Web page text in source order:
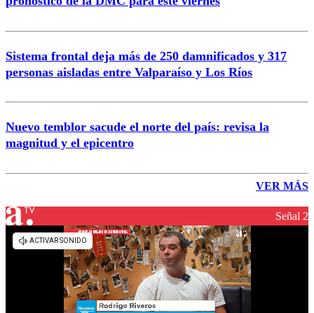
Sistema frontal deja más de 250 damnificados y 317
personas aisladas entre Valparaíso y Los Ríos
Nuevo temblor sacude el norte del país: revisa la
magnitud y el epicentro
VER MÁS
Señal 2